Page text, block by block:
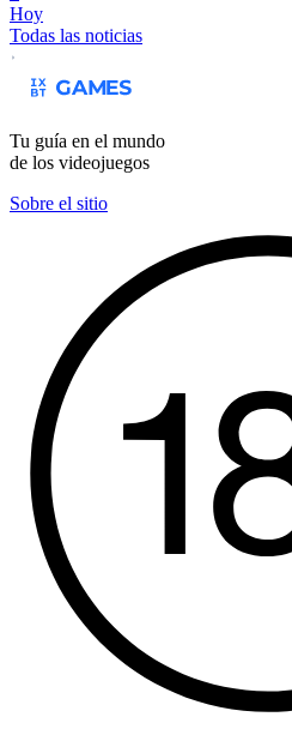
Hoy
Todas las noticias
Tu guía en el mundo
de los videojuegos
Sobre el sitio